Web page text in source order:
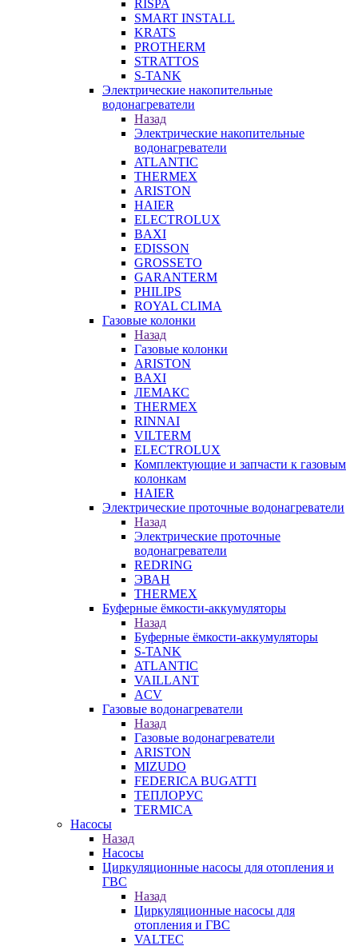
RISPA
SMART INSTALL
KRATS
PROTHERM
STRATTOS
S-TANK
Электрические накопительные
водонагреватели
Назад
Электрические накопительные
водонагреватели
ATLANTIC
THERMEX
ARISTON
HAIER
ELECTROLUX
BAXI
EDISSON
GROSSETO
GARANTERM
PHILIPS
ROYAL CLIMA
Газовые колонки
Назад
Газовые колонки
ARISTON
BAXI
ЛЕМАКС
THERMEX
RINNAI
VILTERM
ELECTROLUX
Комплектующие и запчасти к газовым
колонкам
HAIER
Электрические проточные водонагреватели
Назад
Электрические проточные
водонагреватели
REDRING
ЭВАН
THERMEX
Буферные ёмкости-аккумуляторы
Назад
Буферные ёмкости-аккумуляторы
S-TANK
ATLANTIC
VAILLANT
ACV
Газовые водонагреватели
Назад
Газовые водонагреватели
ARISTON
MIZUDO
FEDERICA BUGATTI
ТЕПЛОРУС
TERMICA
Насосы
Назад
Насосы
Циркуляционные насосы для отопления и
ГВС
Назад
Циркуляционные насосы для
отопления и ГВС
VALTEC